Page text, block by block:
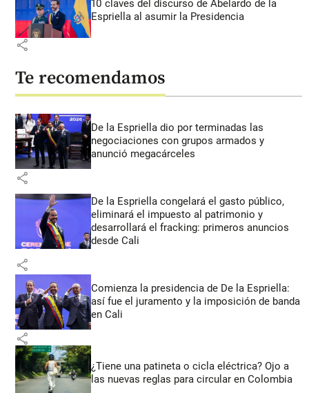
10 claves del discurso de Abelardo de la
Espriella al asumir la Presidencia
share
Te recomendamos
De la Espriella dio por terminadas las
negociaciones con grupos armados y
anunció megacárceles
share
De la Espriella congelará el gasto público,
eliminará el impuesto al patrimonio y
desarrollará el fracking: primeros anuncios
desde Cali
share
Comienza la presidencia de De la Espriella:
así fue el juramento y la imposición de banda
en Cali
share
¿Tiene una patineta o cicla eléctrica? Ojo a
las nuevas reglas para circular en Colombia